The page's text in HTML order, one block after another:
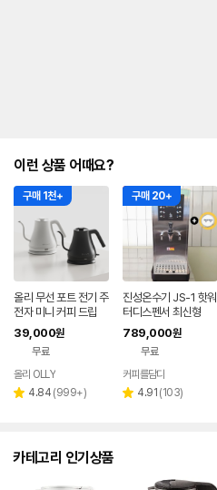
이런 상품 어때요?
구매 1천+
올리 무선 포트 전기 주
전자 미니 커피 드립
39,000원
무료
페이
올리 OLLY
별 4.84 리
(999+)
구매 20+
진성온수기 JS-1 핫워
터디스펜서 최신형
789,000원
무료
페이
커피를담다
별 4.91 리
(103)
카테고리 인기상품